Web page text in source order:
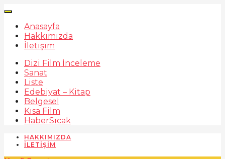
Anasayfa
Hakkımızda
İletişim
Dizi Film İnceleme
Sanat
Liste
Edebiyat – Kitap
Belgesel
Kısa Film
HaberSıcak
HAKKIMIZDA
İLETIŞIM